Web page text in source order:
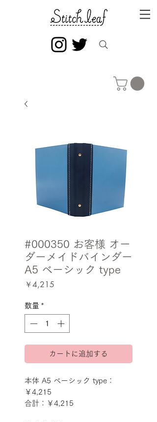
#000350 お客様 オー
ダーメイドバインダー
A5 ベーシック type
￥4,215
数量 *
カートに追加する
本体 A5 ベーシック type：
￥4,215
合計：￥4,215